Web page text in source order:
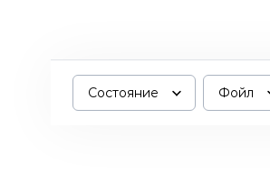
Состояние Фойл